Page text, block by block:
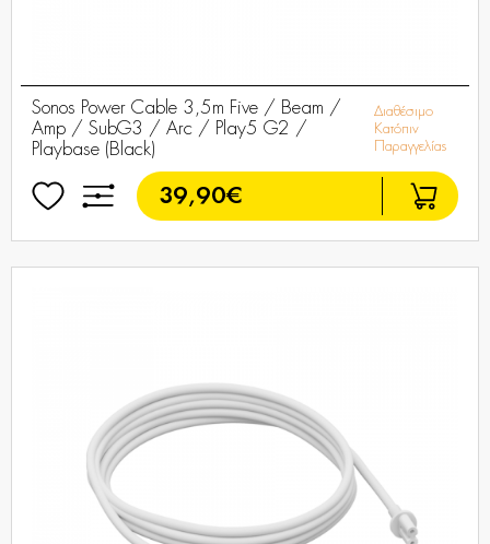
Sonos Power Cable 3,5m Five / Beam /
Amp / SubG3 / Arc / Play5 G2 /
Playbase (Black)
Διαθέσιμο
Κατόπιν
Παραγγελίας
39,90€